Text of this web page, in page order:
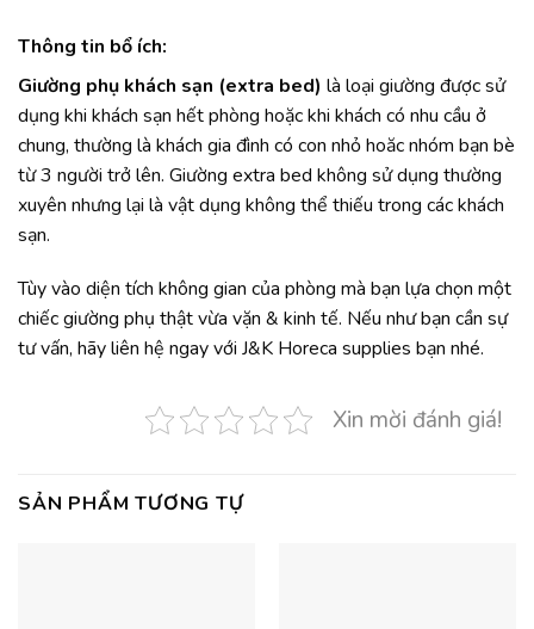
Thông tin bổ ích:
Giường phụ khách sạn (extra bed) là loại giường được sử
dụng khi khách sạn hết phòng hoặc khi khách có nhu cầu ở
chung, thường là khách gia đình có con nhỏ hoăc nhóm bạn bè
từ 3 người trở lên. Giường extra bed không sử dụng thường
xuyên nhưng lại là vật dụng không thể thiếu trong các khách
sạn.
Tùy vào diện tích không gian của phòng mà bạn lựa chọn một
chiếc giường phụ thật vừa vặn & kinh tế. Nếu như bạn cần sự
tư vấn, hãy liên hệ ngay với J&K Horeca supplies bạn nhé.
Xin mời đánh giá!
SẢN PHẨM TƯƠNG TỰ